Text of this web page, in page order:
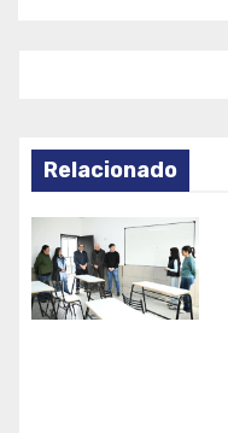
Relacionado